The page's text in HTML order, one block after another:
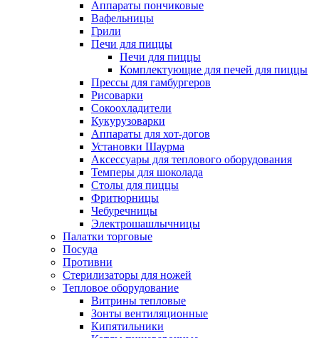
Аппараты пончиковые
Вафельницы
Грили
Печи для пиццы
Печи для пиццы
Комплектующие для печей для пиццы
Прессы для гамбургеров
Рисоварки
Сокоохладители
Кукурузоварки
Аппараты для хот-догов
Установки Шаурма
Аксессуары для теплового оборудования
Темперы для шоколада
Столы для пиццы
Фритюрницы
Чебуречницы
Электрошашлычницы
Палатки торговые
Посуда
Противни
Стерилизаторы для ножей
Тепловое оборудование
Витрины тепловые
Зонты вентиляционные
Кипятильники